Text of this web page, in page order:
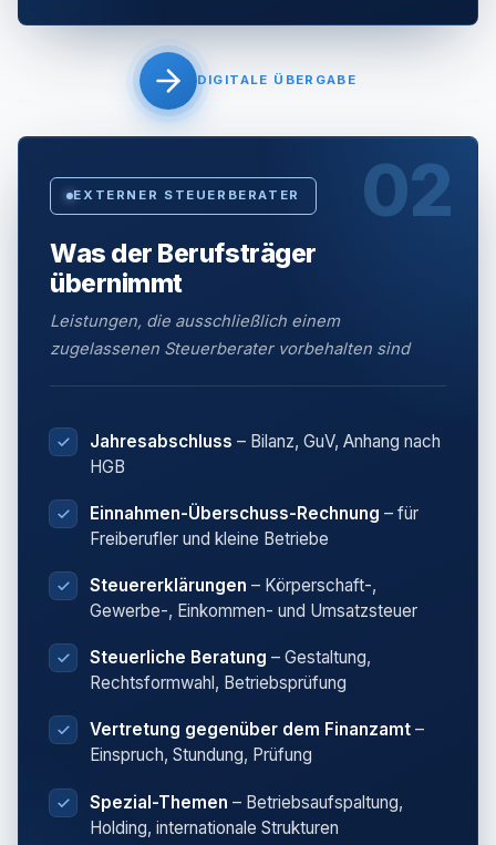
DIGITALE ÜBERGABE
02
EXTERNER STEUERBERATER
Was der Berufsträger
übernimmt
Leistungen, die ausschließlich einem
zugelassenen Steuerberater vorbehalten sind
Jahresabschluss – Bilanz, GuV, Anhang nach
HGB
Einnahmen-Überschuss-Rechnung – für
Freiberufler und kleine Betriebe
Steuererklärungen – Körperschaft-,
Gewerbe-, Einkommen- und Umsatzsteuer
Steuerliche Beratung – Gestaltung,
Rechtsformwahl, Betriebsprüfung
Vertretung gegenüber dem Finanzamt –
Einspruch, Stundung, Prüfung
Spezial-Themen – Betriebsaufspaltung,
Holding, internationale Strukturen